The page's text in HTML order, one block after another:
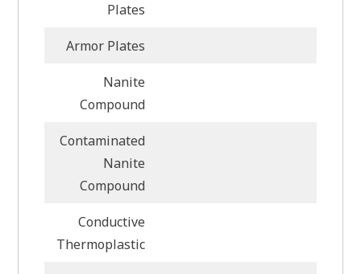
Plates
Armor Plates
Nanite
Compound
Contaminated
Nanite
Compound
Conductive
Thermoplastic